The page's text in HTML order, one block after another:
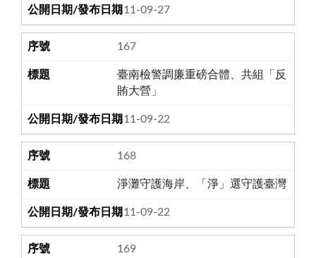
111-09-27
167
臺南檢警調廉重磅合體、共組「反
賄大營」
111-09-22
168
淨灘守護海岸、「淨」選守護臺灣
111-09-22
169